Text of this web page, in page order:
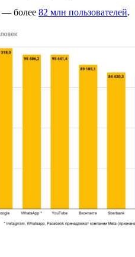
— более 82 млн пользователей.